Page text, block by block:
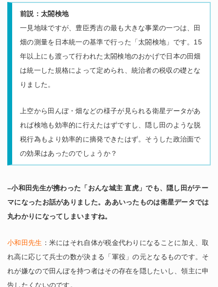
前説：太閤検地
一見地味ですが、豊臣秀吉の最も大きな事業の一つは、田
畑の測量を日本統一の基準で行った「太閤検地」です。15
年以上にも渡って行われた太閤検地のおかげで日本の田畑
は統一した規格によって定められ、統治者の税収の礎とな
りました。
上空から田んぼ・畑などの様子が見られる衛星データがあ
れば検地も効率的に行えたはずですし、隠し田のような脱
税行為もより効率的に摘発できたはず。そうした政治面で
の効果はあったのでしょうか？
–小和田先生が携わった「おんな城主 直虎」でも、隠し田がテー
マになったお話がありました。ああいったものは衛星データでは
丸わかりになってしまいますね。
小和田先生 ：米にはそれ自体が税金代わりになることに加え、取
れ高に応じて兵士の数が決まる「軍役」の元となるものです。そ
れが嫌なので田んぼを持つ者はその存在を隠したいし、領主に申
告したくないのです。